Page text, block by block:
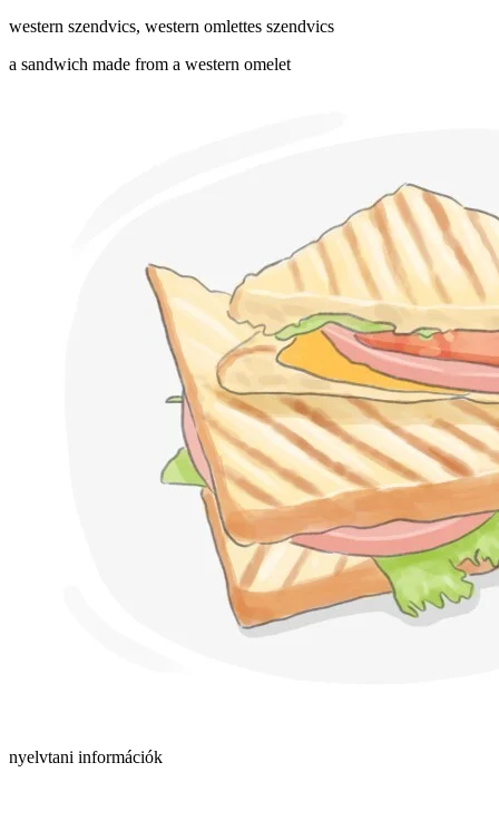
western szendvics, western omlettes szendvics
a sandwich made from a western omelet
nyelvtani információk